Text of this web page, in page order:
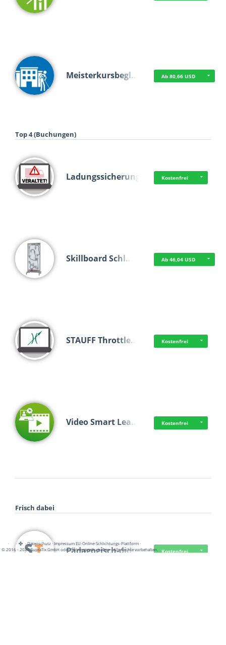
Meisterkursbegl… Ab 80,66 USD
Top 4 (Buchungen)
Ladungssicherung Kostenfrei
Skillboard Schl… Ab 46,04 USD
STAUFF Throttle… Kostenfrei
Video Smart Lea… Kostenfrei
Frisch dabei
Pädagogisch-did… Kostenfrei
· · ·Datenschutz·Impressum EU-Online-Schlichtungs-Plattform·
© 2016 - 2026 SupraTix GmbH oder Partnergesellschaften - Alle Rechte vorbehalten.